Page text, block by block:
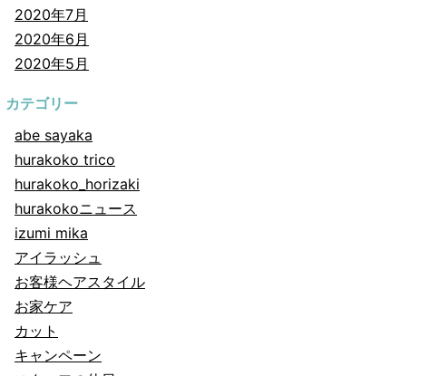
2020年7月
2020年6月
2020年5月
カテゴリー
abe sayaka
hurakoko trico
hurakoko_horizaki
hurakokoニュース
izumi mika
アイラッシュ
お客様ヘアスタイル
お家ケア
カット
キャンペーン